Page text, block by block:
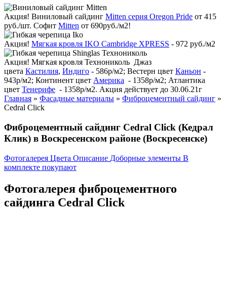
Акция! Виниловый сайдинг Mitten серия Oregon Pride от 415
руб./шт. Софит Mitten от 690руб./м2!
Акция! Мягкая кровля IKO Cambridge XPRESS - 972 руб./м2
Акция! Мягкая кровля Технониколь Джаз
цвета Кастилия, Индиго - 586р/м2; Вестерн цвет Каньон -
943р/м2; Континент цвет Америка - 1358р/м2; Атлантика
цвет Тенерифе - 1358р/м2. Акция действует до 30.06.21г
Главная » Фасадные материалы » Фиброцементный сайдинг »
Cedral Click
Фиброцементный сайдинг Cedral Click (Кедрал
Клик) в Воскресенском районе (Воскресенске)
Фотогалерея Цвета Описание Доборные элементы В
комплекте покупают
Фотогалерея фиброцементного
сайдинга Cedral Click